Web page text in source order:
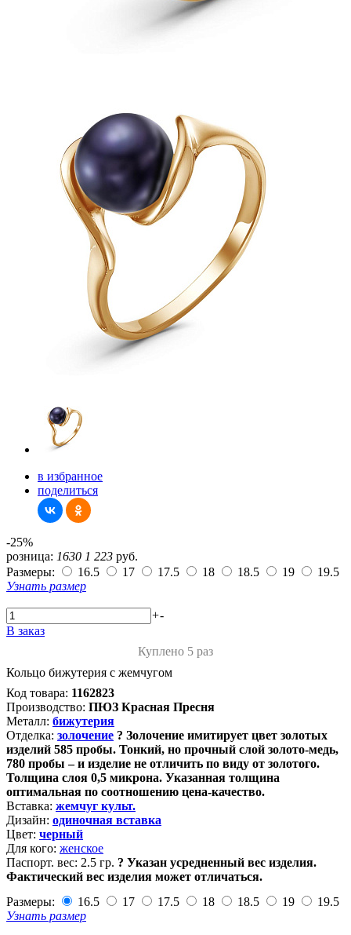
в избранное
поделиться
-25%
розница: 1630 1 223 руб.
Размеры:
16.5 17 17.5 18 18.5 19
19.5
Узнать размер
+-
В заказ
Куплено 5 раз
Кольцо бижутерия с жемчугом
Код товара: 1162823
Производство: ПЮЗ Красная Пресня
Металл: бижутерия
Отделка: золочение ? Золочение имитирует цвет золотых
изделий 585 пробы. Тонкий, но прочный слой золото-медь,
780 пробы – и изделие не отличить по виду от золотого.
Толщина слоя 0,5 микрона. Указанная толщина
оптимальная по соотношению цена-качество.
Вставка: жемчуг культ.
Дизайн: одиночная вставка
Цвет: черный
Для кого: женское
Паспорт. вес: 2.5 гр. ? Указан усредненный вес изделия.
Фактический вес изделия может отличаться.
Размеры:
16.5 17 17.5 18 18.5 19
19.5
Узнать размер